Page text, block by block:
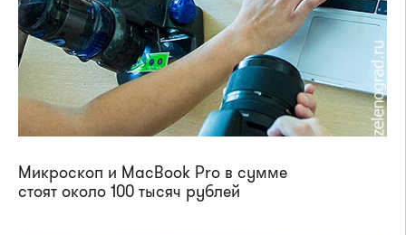
Микроскоп и MacBook Pro в сумме
стоят около 100 тысяч рублей